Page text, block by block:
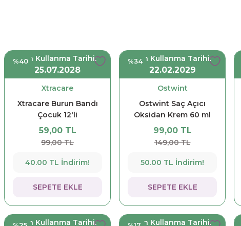
%40Son Kullanma Tarihi:
25.07.2028
Xtracare
Xtracare Burun Bandı
Çocuk 12'li
59,00 TL
99,00 TL
40.00 TL İndirim!
SEPETE EKLE
%34Son Kullanma Tarihi:
22.02.2029
Ostwint
Ostwint Saç Açıcı
Oksidan Krem 60 ml
99,00 TL
149,00 TL
50.00 TL İndirim!
SEPETE EKLE
Son Kullanma Tarihi: Son Kullanma Tarihi: